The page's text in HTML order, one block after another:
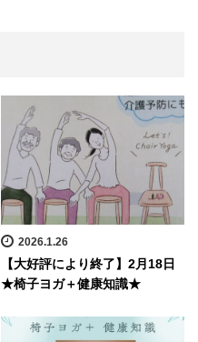
2026.1.26
【大好評により終了】2月18日
★椅子ヨガ＋健康知識★